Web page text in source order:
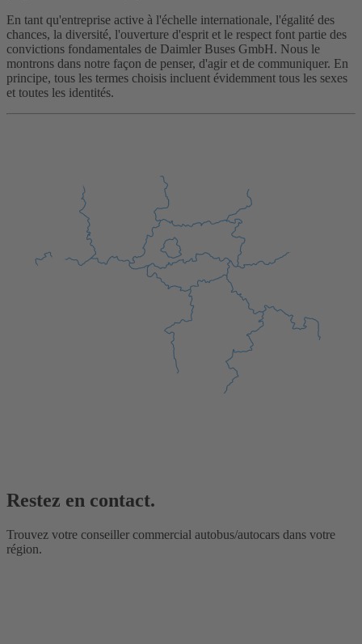
En tant qu'entreprise active à l'échelle internationale, l'égalité des
chances, la diversité, l'ouverture d'esprit et le respect font partie des
convictions fondamentales de Daimler Buses GmbH. Nous le
montrons dans notre façon de penser, d'agir et de communiquer. En
principe, tous les termes choisis incluent évidemment tous les sexes
et toutes les identités.
Restez en contact.
Trouvez votre conseiller commercial autobus/autocars dans votre
région.